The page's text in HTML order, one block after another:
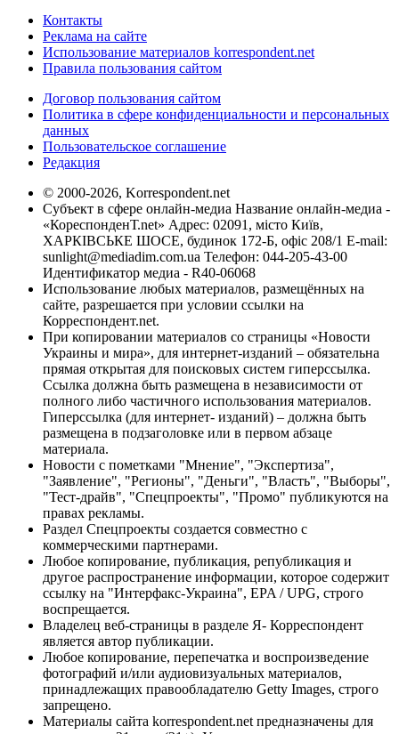
Контакты
Реклама на сайте
Использование материалов korrespondent.net
Правила пользования сайтом
Договор пользования сайтом
Политика в сфере конфиденциальности и персональных
данных
Пользовательское соглашение
Редакция
© 2000-2026, Korrespondent.net
Субъект в сфере онлайн-медиа Название онлайн-медиа -
«КореспонденТ.net» Адрес: 02091, місто Київ,
ХАРКІВСЬКЕ ШОСЕ, будинок 172-Б, офіс 208/1 E-mail:
sunlight@mediadim.com.ua Телефон: 044-205-43-00
Идентификатор медиа - R40-06068
Использование любых материалов, размещённых на
сайте, разрешается при условии ссылки на
Корреспондент.net.
При копировании материалов со страницы «Новости
Украины и мира», для интернет-изданий – обязательна
прямая открытая для поисковых систем гиперссылка.
Ссылка должна быть размещена в независимости от
полного либо частичного использования материалов.
Гиперссылка (для интернет- изданий) – должна быть
размещена в подзаголовке или в первом абзаце
материала.
Новости с пометками "Мнение", "Экспертиза",
"Заявление", "Регионы", "Деньги", "Власть", "Выборы",
"Тест-драйв", "Спецпроекты", "Промо" публикуются на
правах рекламы.
Раздел Спецпроекты создается совместно с
коммерческими партнерами.
Любое копирование, публикация, републикация и
другое распространение информации, которое содержит
ссылку на "Интерфакс-Украина", EPA / UPG, строго
воспрещается.
Владелец веб-страницы в разделе Я- Корреспондент
является автор публикации.
Любое копирование, перепечатка и воспроизведение
фотографий и/или аудиовизуальных материалов,
принадлежащих правообладателю Getty Images, строго
запрещено.
Материалы сайта korrespondent.net предназначены для